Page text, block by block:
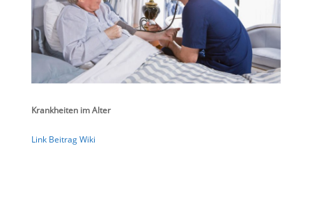
Krankheiten im Alter
Link Beitrag Wiki